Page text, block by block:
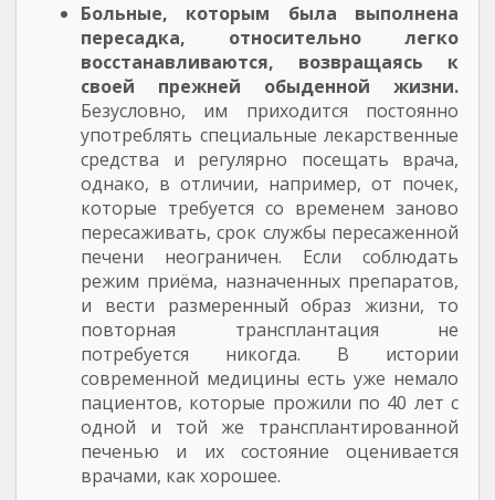
Больные, которым была выполнена
пересадка, относительно легко
восстанавливаются, возвращаясь к
своей прежней обыденной жизни.
Безусловно, им приходится постоянно
употреблять специальные лекарственные
средства и регулярно посещать врача,
однако, в отличии, например, от почек,
которые требуется со временем заново
пересаживать, срок службы пересаженной
печени неограничен. Если соблюдать
режим приёма, назначенных препаратов,
и вести размеренный образ жизни, то
повторная трансплантация не
потребуется никогда. В истории
современной медицины есть уже немало
пациентов, которые прожили по 40 лет с
одной и той же трансплантированной
печенью и их состояние оценивается
врачами, как хорошее.